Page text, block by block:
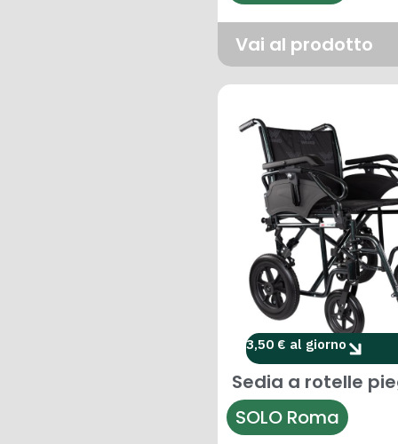
Vai al prodotto
3,50 € al giorno
Sedia a rotelle
SOLO Roma